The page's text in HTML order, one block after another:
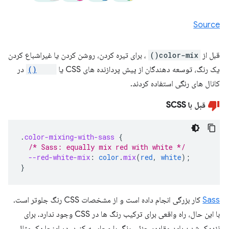
Source
قبل از color-mix()
، برای تیره کردن، روشن کردن یا غیراشباع کردن
یک رنگ، توسعه دهندگان از پیش پردازنده های CSS یا
در
کانال های رنگی استفاده کردند.
قبل با SCSS
.color-mixing-with-sass {
/* Sass: equally mix red with white */
--red-white-mix : color .mix(red, white);
}
Sass
کار بزرگی انجام داده است و از مشخصات CSS رنگ جلوتر است.
با این حال، راه واقعی برای ترکیب رنگ ها در CSS وجود ندارد. برای